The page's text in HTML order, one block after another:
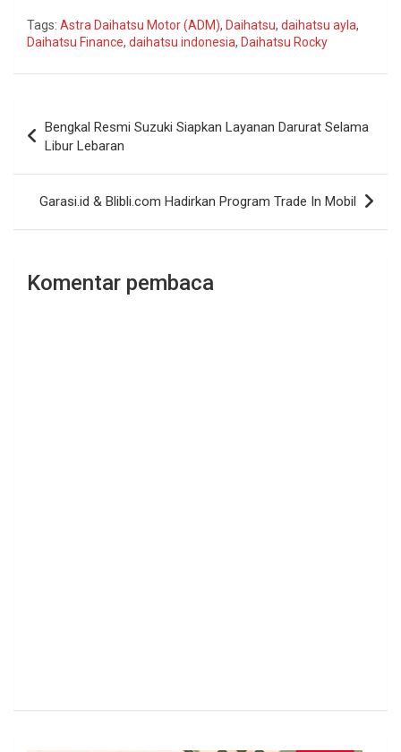
Tags: Astra Daihatsu Motor (ADM), Daihatsu, daihatsu ayla,
Daihatsu Finance, daihatsu indonesia, Daihatsu Rocky
pos
Bengkal Resmi Suzuki Siapkan Layanan Darurat Selama
Libur Lebaran
Garasi.id & Blibli.com Hadirkan Program Trade In Mobil
Komentar pembaca